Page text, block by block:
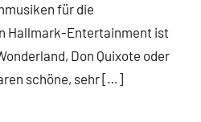
für die
Hallmark-Entertainment ist
Don Quixote oder
schöne, sehr […]